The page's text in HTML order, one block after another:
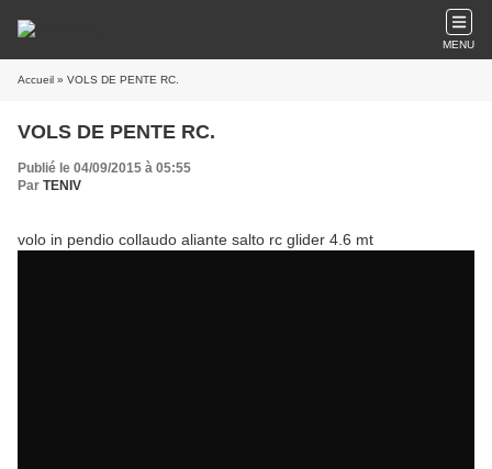
MENU
Accueil » VOLS DE PENTE RC.
VOLS DE PENTE RC.
Publié le 04/09/2015 à 05:55
Par TENIV
volo in pendio collaudo aliante salto rc glider 4.6 mt